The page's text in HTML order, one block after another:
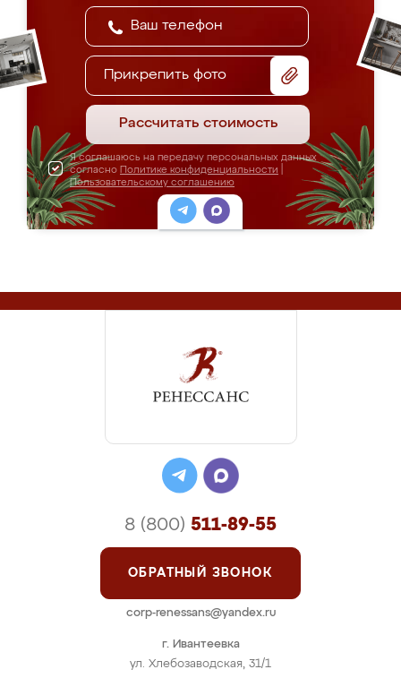
Прикрепить фото
Рассчитать стоимость
Я соглашаюсь на передачу персональных данных
согласно Политике конфиденциальности
Пользовательскому соглашению
г. Ивантеевка
ул. Хлебозаводская, 31/1
8 (800) 511-89-55
ОБРАТНЫЙ ЗВОНОК
corp-renessans@yandex.ru